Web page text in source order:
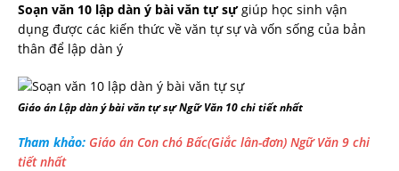
Soạn văn 10 lập dàn ý bài văn tự sựgiúp học sinh vận
dụng được các kiến thức về văn tự sự và vốn sống của bản
thân để lập dàn ý
Giáo án Lập dàn ý bài văn tự sự Ngữ Văn 10 chi tiết nhất
Tham khảo: Giáo án Con chó Bấc(Giắc lân-đơn) Ngữ Văn 9 chi
tiết nhất